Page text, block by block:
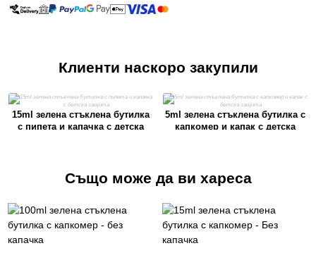
Клиенти наскоро закупили
15ml зелена стъклена бутилка
с пипета и капачка с детска
5ml зелена стъклена бутилка с
капкомер и капак с детска
Също може да ви хареса